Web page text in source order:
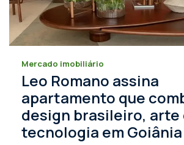
Mercado imobiliário
Leo Romano assina
apartamento que
design brasileiro, arte
tecnologia em Goiânia